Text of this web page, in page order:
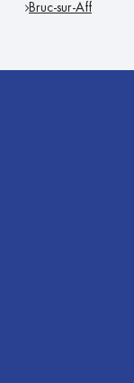
Bruc-sur-Aff